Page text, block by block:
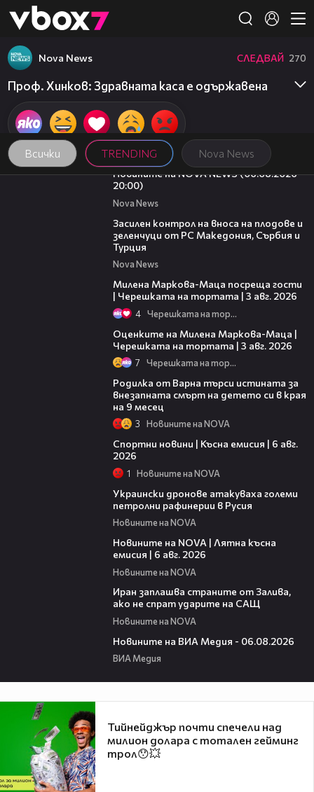
👾
Всички TRENDING Nova News
Nova News СЛЕДВАЙ 270
Проф. Хинков: Здравната каса е одържавена
23:12
Новините на NOVA NEWS (06.08.2026 -
20:00)
Nova News
Засилен контрол на вноса на плодове и
зеленчуци от РС Македония, Сърбия и
Турция
Nova News
Милена Маркова-Маца посреща гости
| Черешката на тортата | 3 авг. 2026
4 Черешката на тортата
Оценките на Милена Маркова-Маца |
Черешката на тортата | 3 авг. 2026
7 Черешката на тортата
Родилка от Варна търси истината за
внезапната смърт на детето си в края
на 9 месец
3 Новините на NOVA
Спортни новини | Късна емисия | 6 авг.
2026
1 Новините на NOVA
Украински дронове атакуваха големи
петролни рафинерии в Русия
Новините на NOVA
Новините на NOVA | Лятна късна
емисия | 6 авг. 2026
Новините на NOVA
Иран заплашва страните от Залива,
ако не спрат ударите на САЩ
Новините на NOVA
Новините на ВИА Медия - 06.08.2026
ВИА Медия
Тийнейджър почти спечели над
милион долара с тотален гейминг
трол😯💥